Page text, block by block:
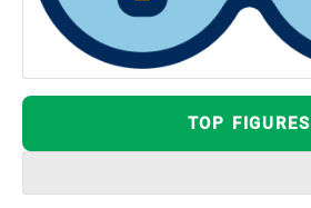
TOP FIGURES